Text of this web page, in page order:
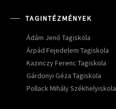
TAGINTÉZMÉNYEK
Ádám Jenő Tagiskola
Árpád Fejedelem Tagiskola
Kazinczy Ferenc Tagiskola
Gárdonyi Géza Tagiskola
Pollack Mihály Székhelyiskola